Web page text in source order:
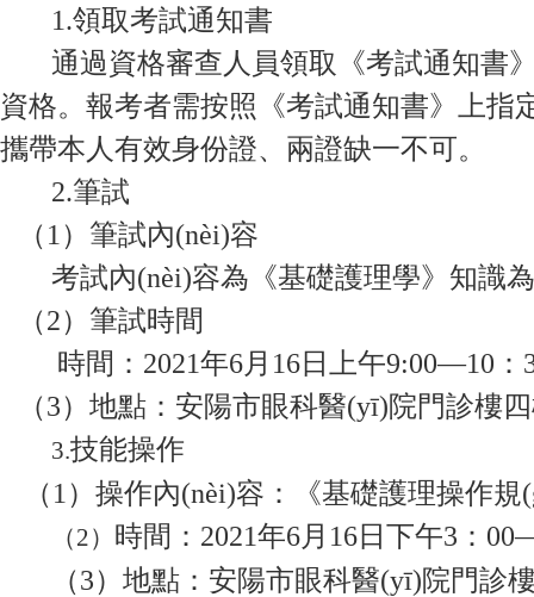
1.領取考試通知書
通過資格審查人員領取《考試通知書
資格。報考者需按照《考試通知書》上
攜帶本人有效身份證、兩證缺一不可。
2.筆試
（1）筆試內(nèi)容
考試內(nèi)容為《基礎護理學》知識
（2）筆試時間
時間：2021年6月16日上午9:00—10：
（3）地點：安陽市眼科醫(yī)院門診樓四
3.技能操作
（1）操作內(nèi)容：《基礎護理操作規
（2） 時間：2021年6月16日下午3：
（3）地點：安陽市眼科醫(yī)院門診樓